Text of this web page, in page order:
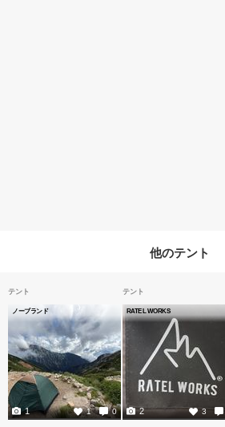
他のテント
テント
ノーブランド
1 0
1
テント
RATEL WORKS
3
2